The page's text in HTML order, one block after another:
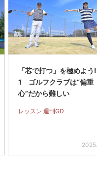
「芯で打つ」を極めよう
1 ゴルフクラブは“偏重
心”だから難しい
レッスン 週刊GD